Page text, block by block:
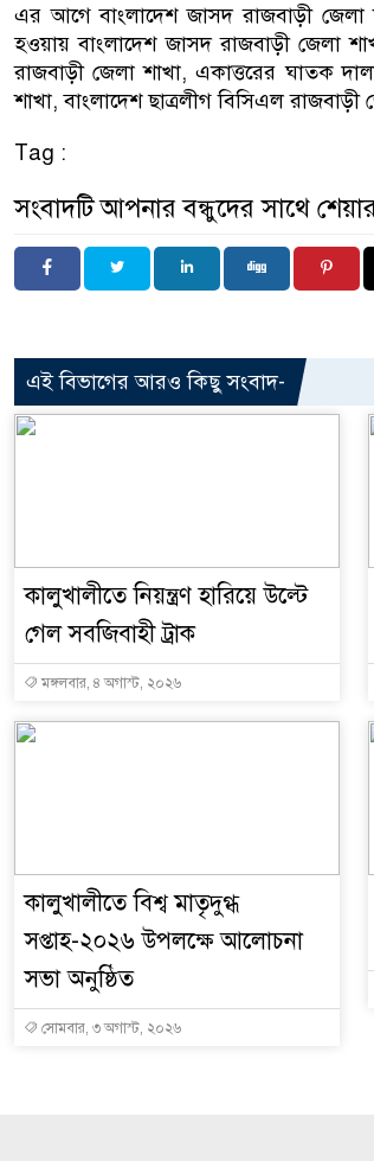
এর আগে বাংলাদেশ জাসদ রাজবাড়ী জেলা
হওয়ায় বাংলাদেশ জাসদ রাজবাড়ী জেলা
রাজবাড়ী জেলা শাখা, একাত্তরের ঘাতক
শাখা, বাংলাদেশ ছাত্রলীগ বিসিএল
Tag :
সংবাদটি আপনার বন্ধুদের সাথে
এই বিভাগের আরও কিছু সংবাদ-
কালুখালীতে নিয়ন্ত্রণ হারিয়ে উল্টে
গেল সবজিবাহী ট্রাক
মঙ্গলবার, ৪ অগাস্ট, ২০২৬
কালুখালীতে বিশ্ব মাতৃদুগ্ধ
সপ্তাহ-২০২৬ উপলক্ষে আলোচনা
সভা অনুষ্ঠিত
সোমবার, ৩ অগাস্ট, ২০২৬